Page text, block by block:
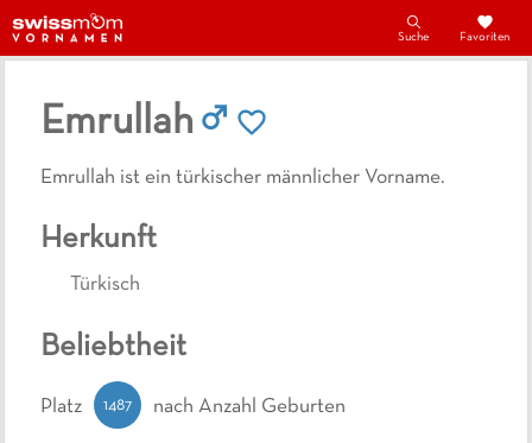
Suche Favoriten
Emrullah
Emrullah ist ein türkischer männlicher Vorname.
Herkunft
Türkisch
Beliebtheit
Platz 1487 nach Anzahl Geburten